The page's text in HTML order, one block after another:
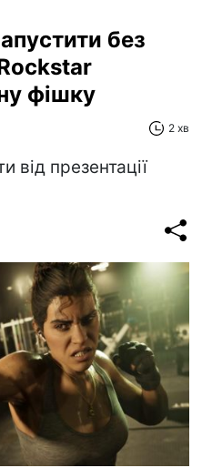
без
фішку
2 хв
від презентації